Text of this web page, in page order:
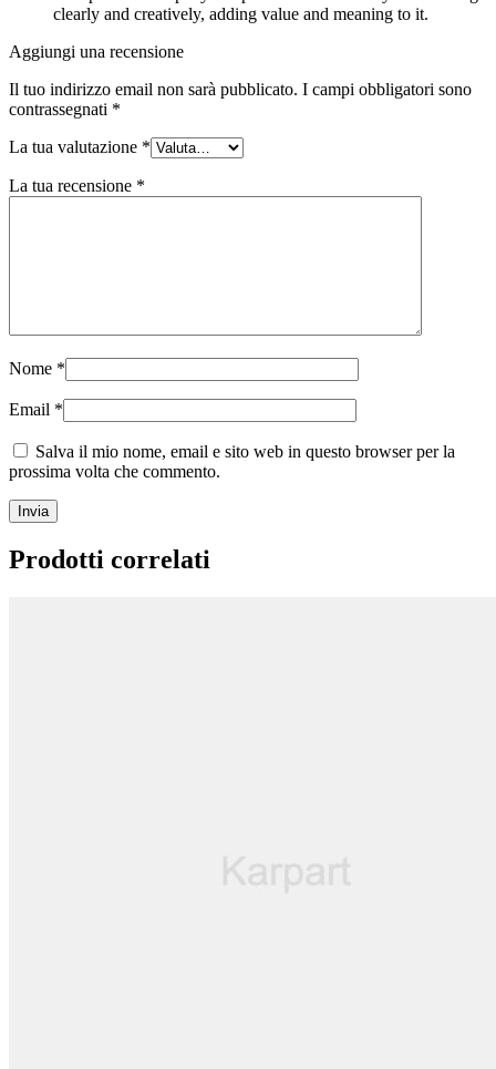
clearly and creatively, adding value and meaning to it.
Aggiungi una recensione
Il tuo indirizzo email non sarà pubblicato. I campi obbligatori sono
contrassegnati *
La tua valutazione *
La tua recensione *
Nome *
Email *
Salva il mio nome, email e sito web in questo browser per la
prossima volta che commento.
Prodotti correlati